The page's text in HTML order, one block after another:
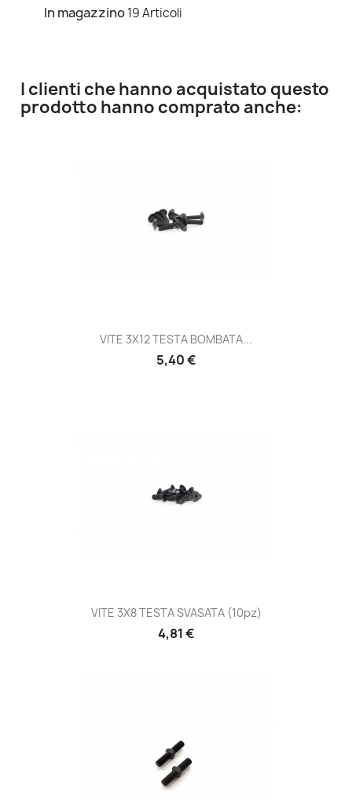
In magazzino19 Articoli
I clienti che hanno acquistato questo
prodotto hanno comprato anche:
VITE 3X12 TESTA BOMBATA...
5,40 €
VITE 3X8 TESTA SVASATA (10pz)
4,81 €